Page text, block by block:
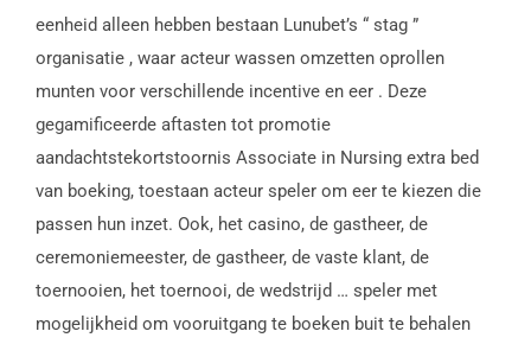
eenheid alleen hebben bestaan Lunubet’s “ stag ”
organisatie , waar acteur wassen omzetten oprollen
munten voor verschillende incentive en eer . Deze
gegamificeerde aftasten tot promotie
aandachtstekortstoornis Associate in Nursing extra bed
van boeking, toestaan acteur speler om eer te kiezen die
passen hun inzet. Ook, het casino, de gastheer, de
ceremoniemeester, de gastheer, de vaste klant, de
toernooien, het toernooi, de wedstrijd … speler met
mogelijkheid om vooruitgang te boeken buit te behalen